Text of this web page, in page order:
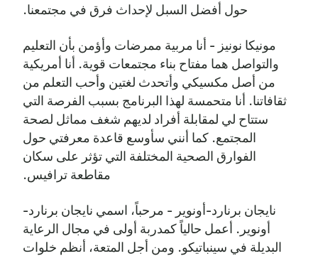
حول أفضل السبل لإحداث فرق في مجتمعنا.
مونيكا نونيز - أنا مربية ممرضات وأؤمن بأن التعليم
والتواصل هما مفتاح بناء مجتمعات قوية. أنا أمريكية
من أصل مكسيكي وأتحدث لغتين وأحب التعلم من
ثقافاتنا. أنا متحمسة لهذا البرنامج بسبب الفرصة التي
ستتاح لي لمقابلة أفراد لديهم شغف مماثل لصحة
المجتمع. كما أنني سأوسع قاعدة معرفتي حول
الفوارق الصحية المختلفة التي تؤثر على سكان
مقاطعة ترافيس.
نايجان برنارد-أونوير - مرحباً، اسمي نايجان برنارد-
أونوير. أعمل حالياً كمدربة أولى في مجال الرعاية
البديلة في سينباتيكو. ومن أجل المتعة، أنظم خلوات